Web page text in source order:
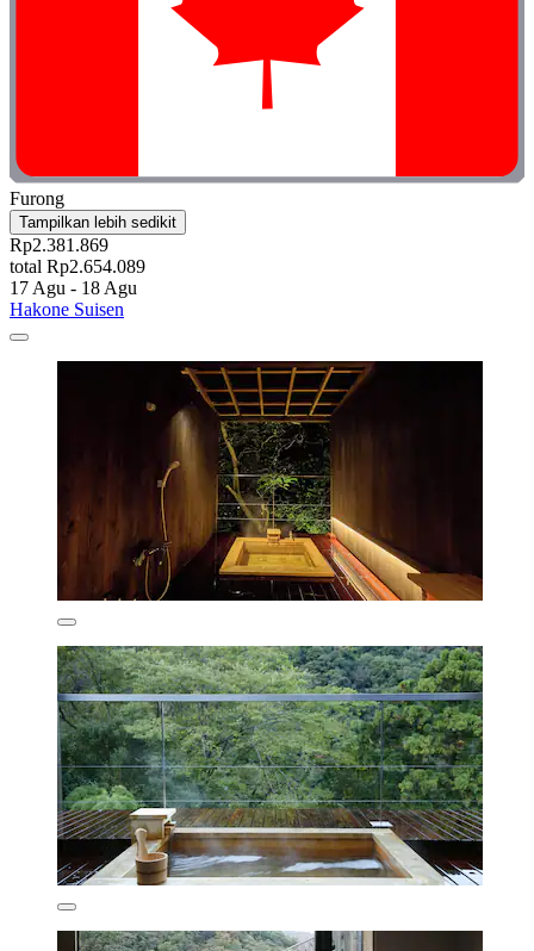
Furong
Tampilkan lebih sedikit
Rp2.381.869
total Rp2.654.089
17 Agu - 18 Agu
Hakone Suisen